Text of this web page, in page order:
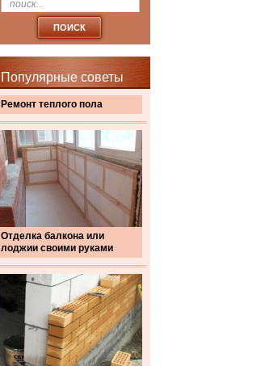
Популярные советы
Ремонт теплого пола
Отделка балкона или
лоджии своими руками